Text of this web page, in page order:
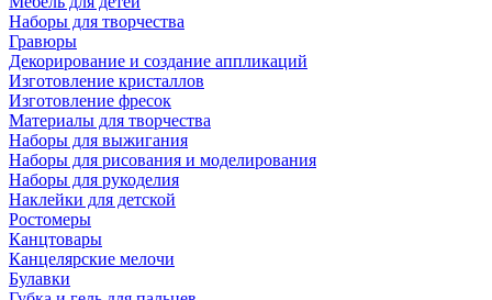
Наборы для творчества
Гравюры
Декорирование и создание аппликаций
Изготовление кристаллов
Изготовление фресок
Материалы для творчества
Наборы для выжигания
Наборы для рисования и моделирования
Наборы для рукоделия
Наклейки для детской
Ростомеры
Канцтовары
Канцелярские мелочи
Булавки